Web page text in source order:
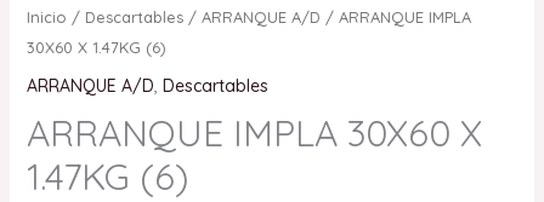
Inicio / Descartables/ ARRANQUE A/D / ARRANQUE IMPLA
30X60 X 1.47KG (6)
ARRANQUE A/D, Descartables
ARRANQUE IMPLA 30X60 X
1.47KG (6)